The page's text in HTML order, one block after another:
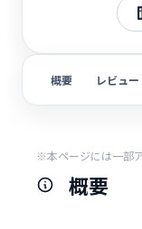
概要 レビュー
※本ページには一部
概要